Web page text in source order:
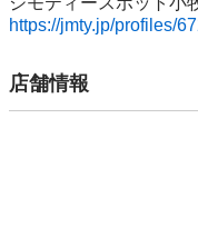
https://jmty.jp/profiles/
店舗情報